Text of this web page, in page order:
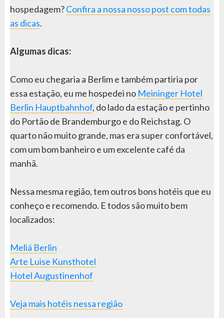
hospedagem?Confira a nossa nosso post com todas
as dicas.
Algumas dicas:
Como eu chegaria a Berlim e também partiria por
essa estação, eu me hospedei no Meininger Hotel
Berlin Hauptbahnhof, do lado da estação e pertinho
do Portão de Brandemburgo e do Reichstag. O
quarto não muito grande, mas era super confortável,
com um bom banheiro e um excelente café da
manhã.
Nessa mesma região, tem outros bons hotéis que eu
conheço e recomendo. E todos são muito bem
localizados:
Meliá Berlin
Arte Luise Kunsthotel
Hotel Augustinenhof
Veja mais hotéis nessa região